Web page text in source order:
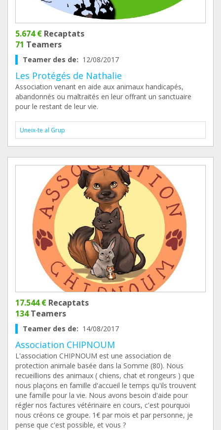
5.674 € Recaptats
71 Teamers
Teamer des de: 12/08/2017
Les Protégés de Nathalie
Association venant en aide aux animaux handicapés,
abandonnés ou maltraités en leur offrant un sanctuaire
pour le restant de leur vie.
Uneix-te al Grup
17.544 € Recaptats
134Teamers
Teamer des de: 14/08/2017
Association CHIPNOUM
L'association CHIPNOUM est une association de
protection animale basée dans la Somme (80). Nous
recueillions des animaux ( chiens, chat et rongeurs ) que
nous plaçons en famille d'accueil le temps qu'ils trouvent
une famille pour la vie. Nous avons besoin d'aide pour
régler nos factures vétérinaire en cours, c'est pourquoi
nous créons ce groupe. 1€ par mois et par personne, je
pense que c'est possible, et vous ?